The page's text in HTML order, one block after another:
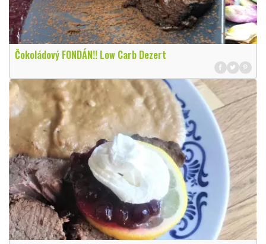
Čokoládový FONDÁN!! Low Carb Dezert